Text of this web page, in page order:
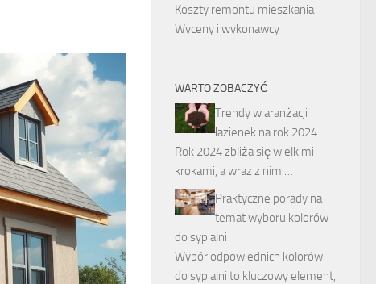
Koszty remontu mieszkania
Wyceny i wykonawcy
WARTO ZOBACZYĆ
Trendy w aranżacji
łazienek na rok 2024
Rok 2024 zbliża się wielkimi
krokami, a wraz z nim …
Praktyczne porady na
temat wyboru kolorów
do sypialni
Wybór odpowiednich kolorów
do sypialni to kluczowy element,